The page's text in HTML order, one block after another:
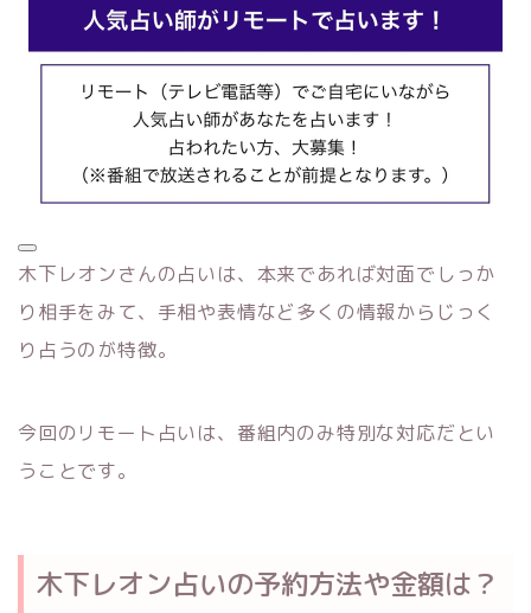
木下レオンさんの占いは、本来であれば対面でしっか
り相手をみて、手相や表情など多くの情報からじっく
り占うのが特徴。
今回のリモート占いは、番組内のみ特別な対応だとい
うことです。
木下レオン占いの予約方法や金額は？